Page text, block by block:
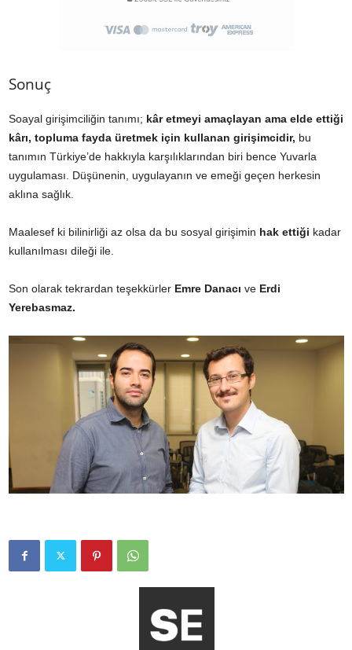
Sonuç
Soayal girişimciliğin tanımı; kâr etmeyi amaçlayan ama elde ettiği
kârı, topluma fayda üretmek için kullanan girişimcidir, bu
tanımın Türkiye’de hakkıyla karşılıklarından biri bence Yuvarla
uygulaması. Düşünenin, uygulayanın ve emeği geçen herkesin
aklına sağlık.
Maalesef ki bilinirliği az olsa da bu sosyal girişimin hak ettiği kadar
kullanılması dileği ile.
Son olarak tekrardan teşekkürler Emre Danacı ve Erdi
Yerebasmaz.